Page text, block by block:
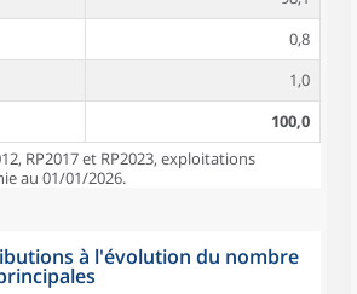
0,8
1,0
100,0
RP2017 et RP2023, exploitations
au 01/01/2026.
à l'évolution du nombre